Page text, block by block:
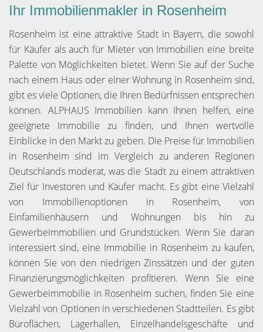
Ihr Immobilienmakler in Rosenheim
Rosenheim ist eine attraktive Stadt in Bayern, die sowohl
für Käufer als auch für Mieter von Immobilien eine breite
Palette von Möglichkeiten bietet. Wenn Sie auf der Suche
nach einem Haus oder einer Wohnung in Rosenheim sind,
gibt es viele Optionen, die Ihren Bedürfnissen entsprechen
können. ALPHAUS Immobilien kann Ihnen helfen, eine
geeignete Immobilie zu finden, und Ihnen wertvolle
Einblicke in den Markt zu geben. Die Preise für Immobilien
in Rosenheim sind im Vergleich zu anderen Regionen
Deutschlands moderat, was die Stadt zu einem attraktiven
Ziel für Investoren und Käufer macht. Es gibt eine Vielzahl
von Immobilienoptionen in Rosenheim, von
Einfamilienhäusern und Wohnungen bis hin zu
Gewerbeimmobilien und Grundstücken. Wenn Sie daran
interessiert sind, eine Immobilie in Rosenheim zu kaufen,
können Sie von den niedrigen Zinssätzen und der guten
Finanzierungsmöglichkeiten profitieren. Wenn Sie eine
Gewerbeimmobilie in Rosenheim suchen, finden Sie eine
Vielzahl von Optionen in verschiedenen Stadtteilen. Es gibt
Büroflächen, Lagerhallen, Einzelhandelsgeschäfte und